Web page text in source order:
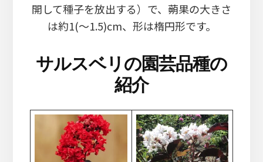
開して種子を放出する）で、蒴果の大きさ
は約1(～1.5)cm、形は楕円形です。
サルスベリの園芸品種の
紹介